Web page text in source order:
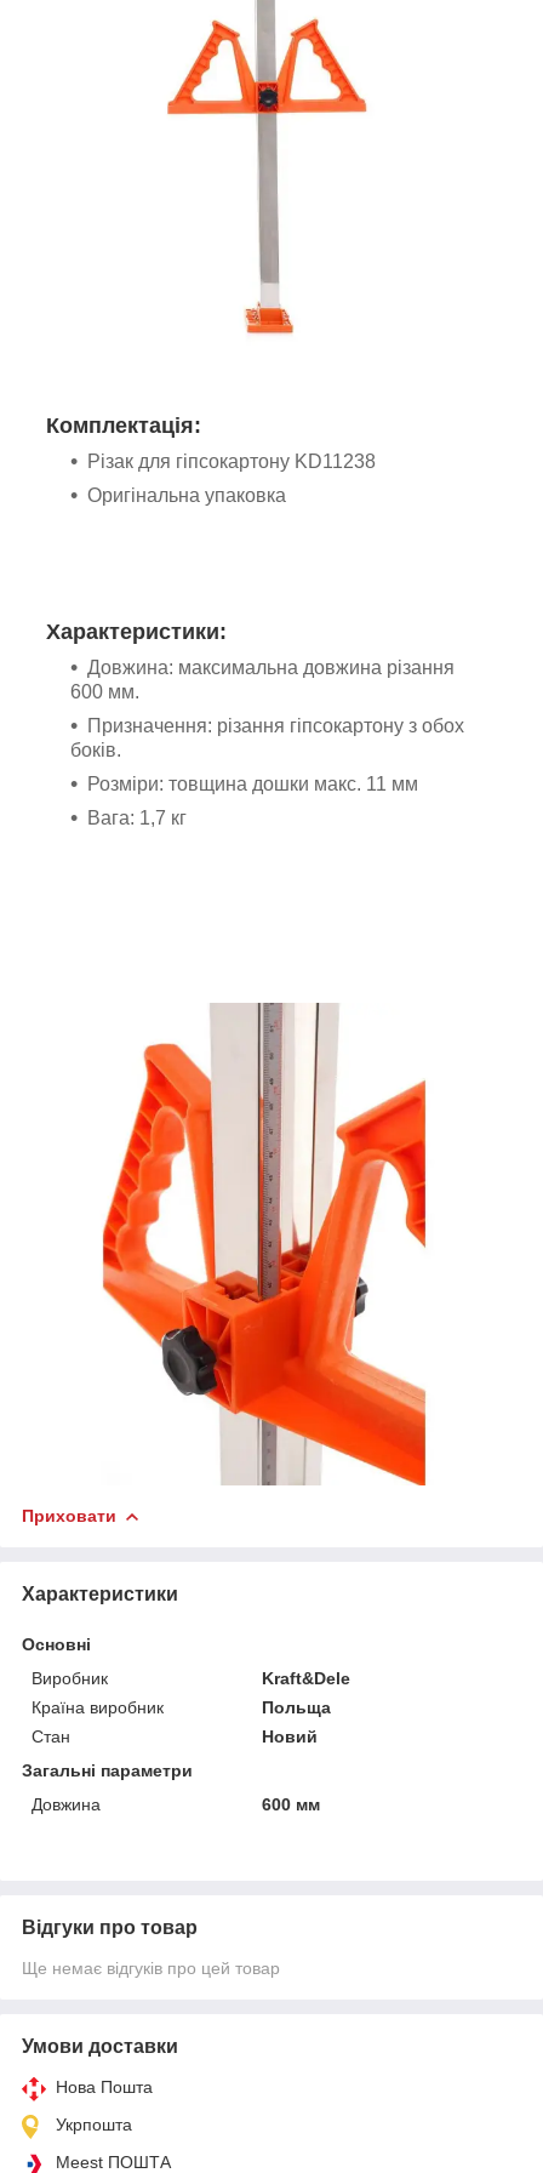
Характеристики:
Довжина: максимальна довжина різання
600 мм.
Призначення: різання гіпсокартону з обох
боків.
Розміри: товщина дошки макс. 11 мм
Вага: 1,7 кг
Комплектація:
Різак для гіпсокартону KD11238
Оригінальна упаковка
Приховати
Характеристики
Основні
Виробник
Kraft&Dele
Країна виробник
Польща
Стан
Новий
Загальні параметри
Довжина
600 мм
Відгуки про товар
Ще немає відгуків про цей товар
Умови доставки
Нова Пошта
Укрпошта
Meest ПОШТА